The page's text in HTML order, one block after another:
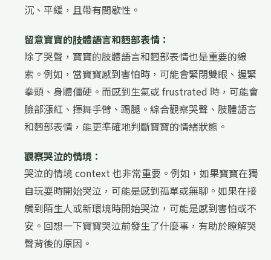
沉、平緩，且帶有間歇性。
留意寶寶的肢體語言和麪部表情：
除了哭聲，寶寶的肢體語言和麪部表情也是重要的線
索。例如，當寶寶感到害怕時，可能會緊閉雙眼、握緊
拳頭、身體僵硬。而感到生氣或 frustrated 時，可能會
臉部漲紅、揮舞手臂、踢腿。綜合觀察哭聲、肢體語言
和麪部表情，能更準確地判斷寶寶的情緒狀態。
觀察哭泣的情境：
哭泣的情境 context 也非常重要。例如，如果寶寶在獨
自玩耍時開始哭泣，可能是感到孤單或無聊。如果在接
觸到陌生人或新環境時開始哭泣，可能是感到害怕或不
安。回想一下寶寶哭泣前發生了什麼事，有助於瞭解哭
聲背後的原因。